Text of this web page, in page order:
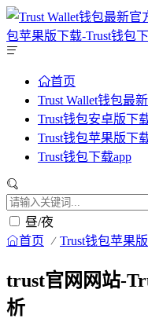
首页
Trust Wallet钱包最
Trust钱包安卓版下
Trust钱包苹果版下
Trust钱包下载app
昼/夜
首页 Trust钱包苹果
trust官网网站-
析